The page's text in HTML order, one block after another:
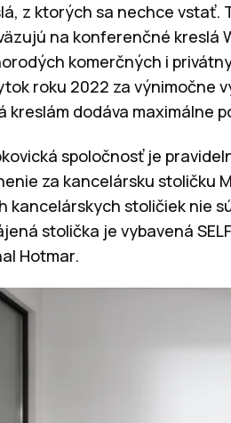
z ktorých sa nechce vstať.
na konferenčné kreslá
komerčných i
roku 2022 za výnimočne
kreslám dodáva maximálne
spoločnosť je
za kancelársku stoličku
kancelárskych stoličiek nie
stolička je vybavená
Hotmar.